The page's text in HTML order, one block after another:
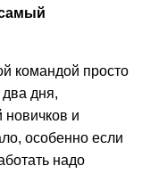
командой просто
дня,
новичков и
особенно если
надо